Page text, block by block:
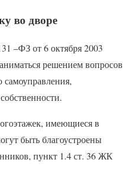
во дворе
–ФЗ от 6 октября 2003
решением вопросов
самоуправления,
имеющиеся в
быть благоустроены
пункт 1.4 ст. 36 ЖК